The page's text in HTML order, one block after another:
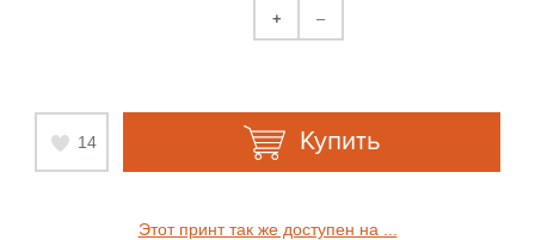
+ –
14 Купить
Этот принт так же доступен на ...